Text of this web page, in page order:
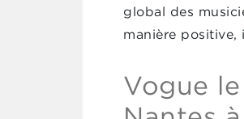
global des
manière positive,
Vogue